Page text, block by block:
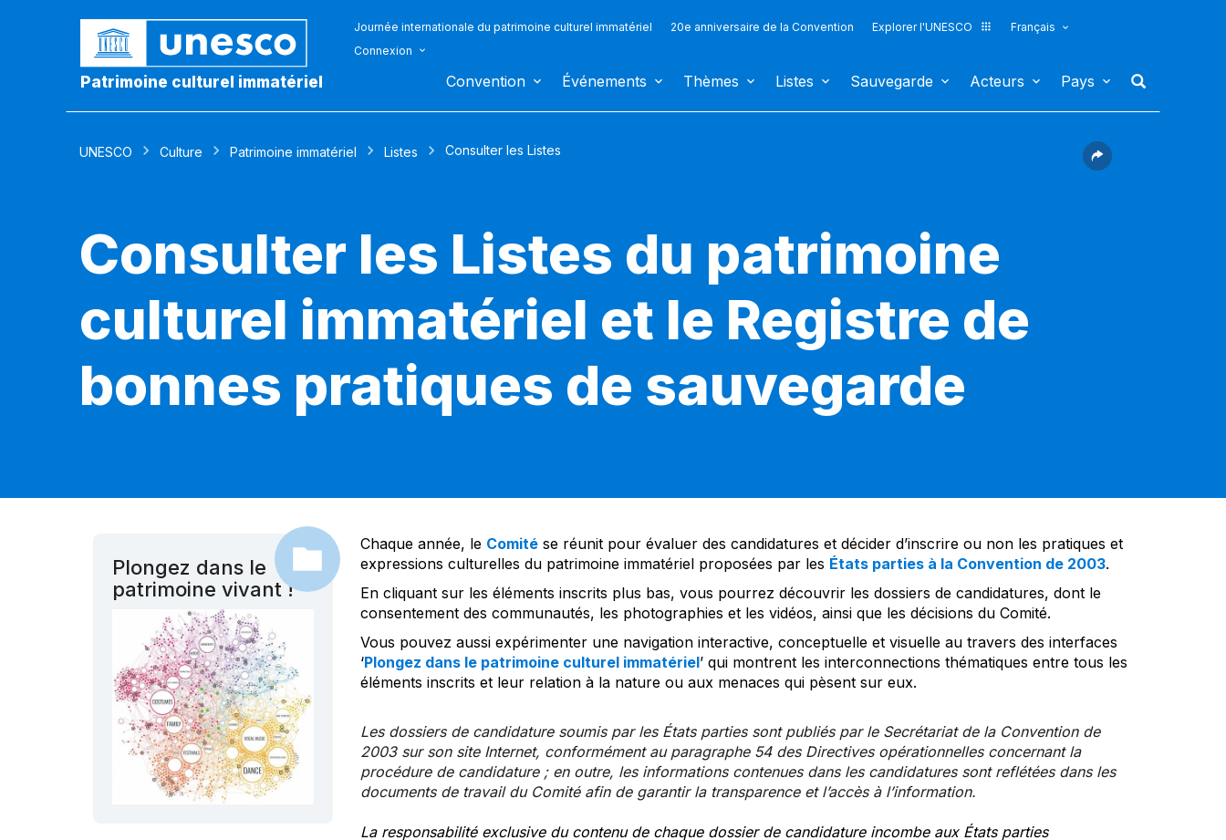
Patrimoine culturel immatériel
Journée internationale du patrimoine culturel immatériel 20e anniversaire de la Convention Explorer l'UNESCO
Français
Connexion
Convention Événements Thèmes Listes Sauvegarde Acteurs Pays
UNESCO Culture Patrimoine immatériel Listes Consulter les Listes
Consulter les Listes du patrimoine
culturel immatériel et le Registre de
bonnes pratiques de sauvegarde
Plongez dans le
patrimoine vivant !
Chaque année, le Comitése réunit pour évaluer des candidatures et décider d’inscrire ou non les pratiques et
expressions culturelles du patrimoine immatériel proposées par les États parties à la Convention de 2003.
En cliquant sur les éléments inscrits plus bas, vous pourrez découvrir les dossiers de candidatures, dont le
consentement des communautés, les photographies et les vidéos, ainsi que les décisions du Comité.
Vous pouvez aussi expérimenter une navigation interactive, conceptuelle et visuelle au travers des interfaces
‘Plongez dans le patrimoine culturel immatériel’ qui montrent les interconnections thématiques entre tous les
éléments inscrits et leur relation à la nature ou aux menaces qui pèsent sur eux.
Les dossiers de candidature soumis par les États parties sont publiés par le Secrétariat de la Convention de
2003 sur son site Internet, conformément au paragraphe 54 des Directives opérationnelles concernant la
procédure de candidature ; en outre, les informations contenues dans les candidatures sont reflétées dans les
documents de travail du Comité afin de garantir la transparence et l’accès à l’information.
La responsabilité exclusive du contenu de chaque dossier de candidature incombe aux États parties